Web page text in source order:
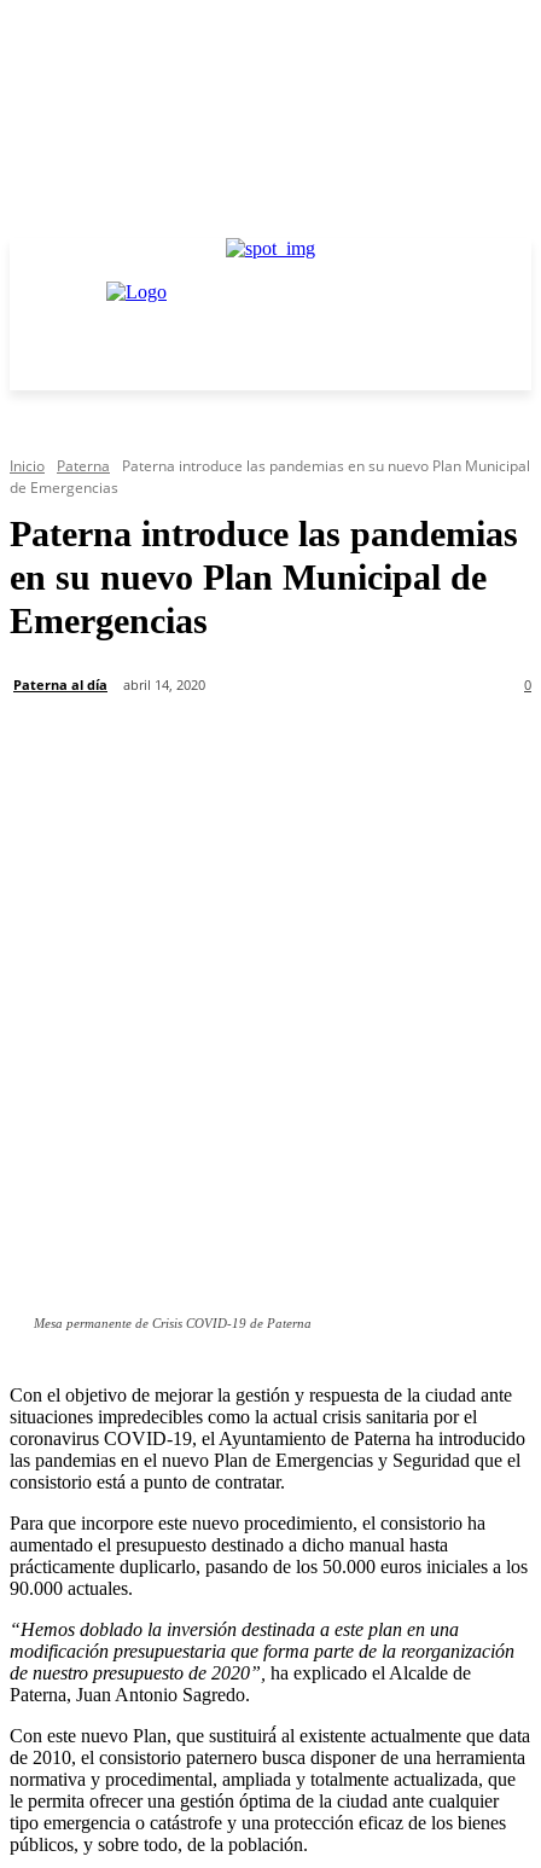
Inicio Paterna
Paterna introduce las pandemias en su nuevo Plan Municipal
de Emergencias
Paterna introduce las pandemias
en su nuevo Plan Municipal de
Emergencias
Paterna al día abril 14, 2020 0
Mesa permanente de Crisis COVID-19 de Paterna
Con el objetivo de mejorar la gestión y respuesta de la ciudad ante
situaciones impredecibles como la actual crisis sanitaria por el
coronavirus COVID-19, el Ayuntamiento de Paterna ha introducido
las pandemias en el nuevo Plan de Emergencias y Seguridad que el
consistorio está a punto de contratar.
Para que incorpore este nuevo procedimiento, el consistorio ha
aumentado el presupuesto destinado a dicho manual hasta
prácticamente duplicarlo, pasando de los 50.000 euros iniciales a los
90.000 actuales.
“Hemos doblado la inversión destinada a este plan en una
modificación presupuestaria que forma parte de la reorganización
de nuestro presupuesto de 2020”, ha explicado el Alcalde de
Paterna, Juan Antonio Sagredo.
Con este nuevo Plan, que sustituirá́ al existente actualmente que data
de 2010, el consistorio paternero busca disponer de una herramienta
normativa y procedimental, ampliada y totalmente actualizada, que
le permita ofrecer una gestión óptima de la ciudad ante cualquier
tipo emergencia o catástrofe y una protección eficaz de los bienes
públicos, y sobre todo, de la población.